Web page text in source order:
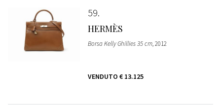
59
HERMÈS
Borsa Kelly Ghillies 35 cm, 2012
VENDUTO € 13.125